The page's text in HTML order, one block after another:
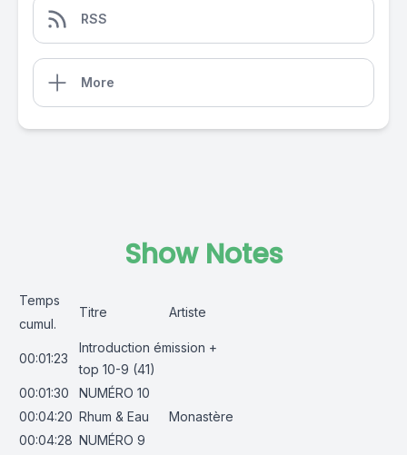
RSS
More
Show Notes
Temps
Titre Artiste
cumul.
00:01:23
Introduction émission +
top 10-9 (41)
00:01:30
NUMÉRO 10
00:04:20 Rhum & Eau
Monastère
00:04:28 NUMÉRO 9